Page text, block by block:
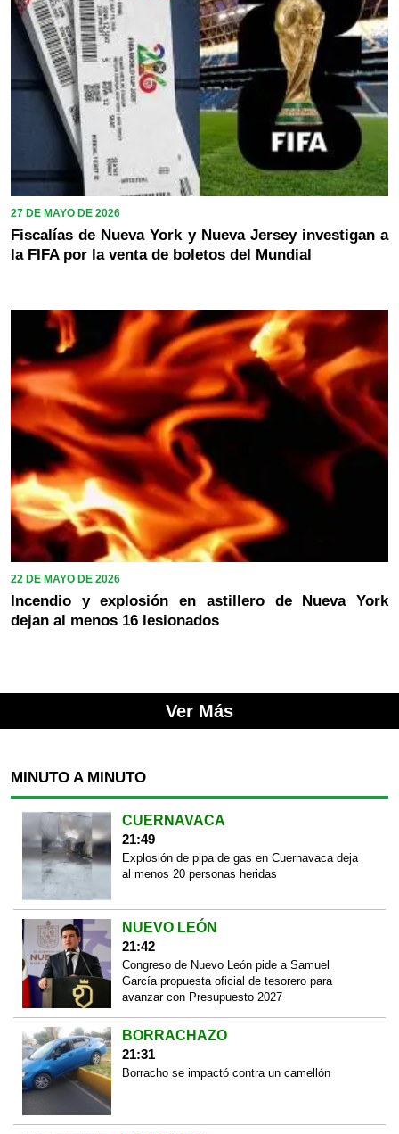
27 DE MAYO DE 2026
Fiscalías de Nueva York y Nueva Jersey investigan a
la FIFA por la venta de boletos del Mundial
22 DE MAYO DE 2026
Incendio y explosión en astillero de Nueva York
dejan al menos 16 lesionados
Ver Más
MINUTO A MINUTO
CUERNAVACA
21:49
Explosión de pipa de gas en Cuernavaca deja
al menos 20 personas heridas
NUEVO LEÓN
21:42
Congreso de Nuevo León pide a Samuel
García propuesta oficial de tesorero para
avanzar con Presupuesto 2027
BORRACHAZO
21:31
Borracho se impactó contra un camellón